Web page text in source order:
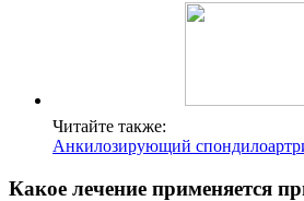
Читайте также:
Анкилозирующий
Какое лечение применяется